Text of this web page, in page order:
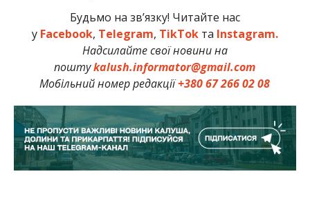
Будьмо на зв’язку! Читайте нас
у Facebook, Telegram, TikTokта Instagram.
Надсилайте свої новини на
поштуkalush.informator@gmail.com
Мобільний номер редакції+380 67 266 02 08